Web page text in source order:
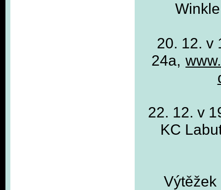
20. 12. v
24a,
22. 12. v
KC
Výtěžek